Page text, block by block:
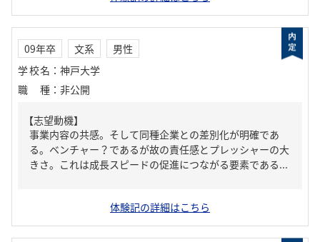
09年卒 文系
男性
学校名 ： 神戸大学
職種 ： 非公開
【志望動機】
事業内容の共感。そして同種企業との差別化が明確であ
る。ベンチャー？であるが故の責任感とプレッシャーの大
きさ。これは成長スピードの促進につながる要素である...
体験記の詳細はこちら